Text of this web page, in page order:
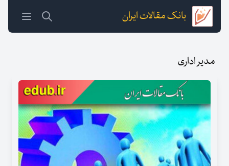
بانک مقالات ایران
مدیر اداری